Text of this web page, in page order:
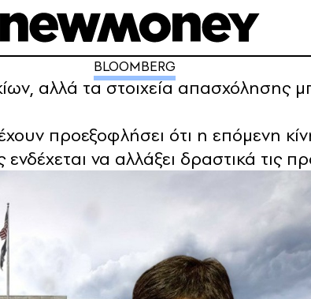
BLOOMBERG
αλλά τα στοιχεία απασχόλησης
προεξοφλήσει ότι η επόμενη
να αλλάξει δραστικά τις